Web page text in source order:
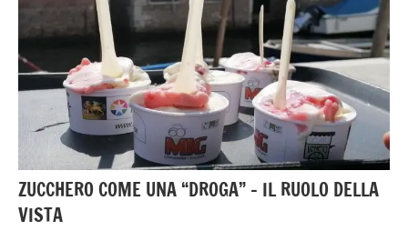
artigianale
ZUCCHERO COME UNA “DROGA” – IL RUOLO DELLA
VISTA